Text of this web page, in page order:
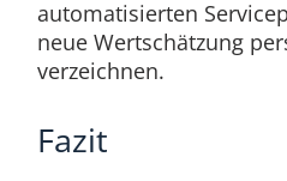
automatisierten
neue Wertschätzung
verzeichnen.
Fazit